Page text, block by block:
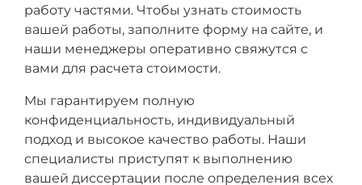
работу частями. Чтобы узнать стоимость
вашей работы, заполните форму на сайте, и
наши менеджеры оперативно свяжутся с
вами для расчета стоимости.
Мы гарантируем полную
конфиденциальность, индивидуальный
подход и высокое качество работы. Наши
специалисты приступят к выполнению
вашей диссертации после определения всех